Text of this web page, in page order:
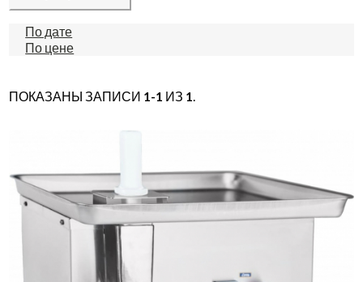
По дате
По цене
ПОКАЗАНЫ ЗАПИСИ 1-1 ИЗ 1.